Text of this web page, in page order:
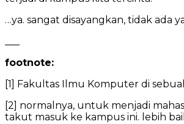
…ya. sangat disayangkan, tidak ada
footnote:
[1] Fakultas Ilmu Komputer di
[2] normalnya, untuk menjadi
takut masuk ke kampus ini. lebih